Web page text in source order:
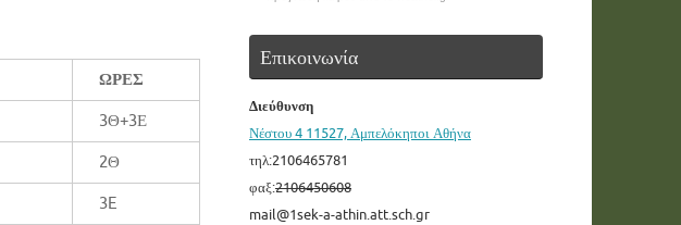
ΩΡΕΣ
3Θ+3Ε
2Θ
3E
Επικοινωνία
Διεύθυνση
Νέστου 4 11527, Αμπελόκηποι Αθήνα
τηλ:2106465781
φαξ:2106450608
mail@1sek-a-athin.att.sch.gr